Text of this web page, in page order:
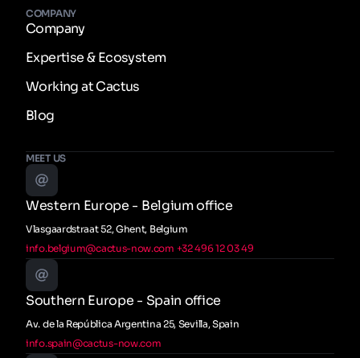
COMPANY
Company
Expertise & Ecosystem
Working at Cactus
Blog
MEET US
Western Europe - Belgium office
Vlasgaardstraat 52, Ghent, Belgium
info.belgium@cactus-now.com +32 496 12 03 49
Southern Europe - Spain office
Av. de la República Argentina 25, Sevilla, Spain
info.spain@cactus-now.com